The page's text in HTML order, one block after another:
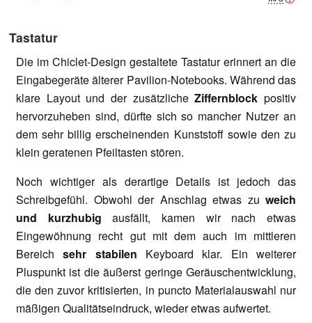
Tastatur
Die im Chiclet-Design gestaltete Tastatur erinnert an die
Eingabegeräte älterer Pavilion-Notebooks. Während das
klare Layout und der zusätzlicheZiffernblockpositiv
hervorzuheben sind, dürfte sich so mancher Nutzer an
dem sehr billig erscheinenden Kunststoff sowie den zu
klein geratenen Pfeiltasten stören.
Noch wichtiger als derartige Details ist jedoch das
Schreibgefühl. Obwohl der Anschlag etwas zu weich
und kurzhubig ausfällt, kamen wir nach etwas
Eingewöhnung recht gut mit dem auch im mittleren
Bereichsehr stabilen Keyboard klar. Ein weiterer
Pluspunkt ist die äußerst geringe Geräuschentwicklung,
die den zuvor kritisierten, in puncto Materialauswahl nur
mäßigen Qualitätseindruck, wieder etwas aufwertet.